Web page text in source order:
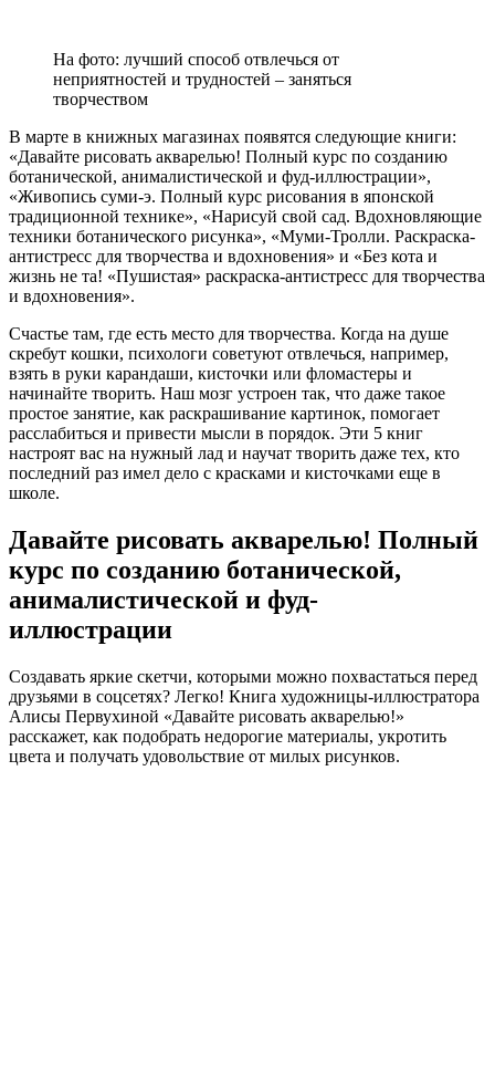
На фото: лучший способ отвлечься от
неприятностей и трудностей – заняться
творчеством
В марте в книжных магазинах появятся следующие книги:
«Давайте рисовать акварелью! Полный курс по созданию
ботанической, анималистической и фуд-иллюстрации»,
«Живопись суми-э. Полный курс рисования в японской
традиционной технике», «Нарисуй свой сад. Вдохновляющие
техники ботанического рисунка», «Муми-Тролли. Раскраска-
антистресс для творчества и вдохновения» и «Без кота и
жизнь не та! «Пушистая» раскраска-антистресс для творчества
и вдохновения».
Счастье там, где есть место для творчества. Когда на душе
скребут кошки, психологи советуют отвлечься, например,
взять в руки карандаши, кисточки или фломастеры и
начинайте творить. Наш мозг устроен так, что даже такое
простое занятие, как раскрашивание картинок, помогает
расслабиться и привести мысли в порядок. Эти 5 книг
настроят вас на нужный лад и научат творить даже тех, кто
последний раз имел дело с красками и кисточками еще в
школе.
Давайте рисовать акварелью! Полный
курс по созданию ботанической,
анималистической и фуд-
иллюстрации
Создавать яркие скетчи, которыми можно похвастаться перед
друзьями в соцсетях? Легко! Книга художницы-иллюстратора
Алисы Первухиной «Давайте рисовать акварелью!»
расскажет, как подобрать недорогие материалы, укротить
цвета и получать удовольствие от милых рисунков.